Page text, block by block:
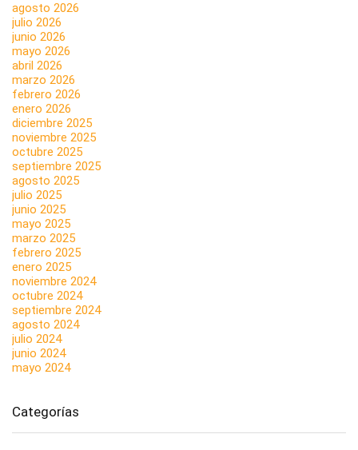
agosto 2026
julio 2026
junio 2026
mayo 2026
abril 2026
marzo 2026
febrero 2026
enero 2026
diciembre 2025
noviembre 2025
octubre 2025
septiembre 2025
agosto 2025
julio 2025
junio 2025
mayo 2025
marzo 2025
febrero 2025
enero 2025
noviembre 2024
octubre 2024
septiembre 2024
agosto 2024
julio 2024
junio 2024
mayo 2024
Categorías